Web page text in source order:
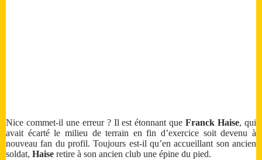
Nice commet-il une erreur ? Il est étonnant queFranck Haise, qui
avait écarté le milieu de terrain en fin d’exercice soit devenu à
nouveau fan du profil. Toujours est-il qu’en accueillant son ancien
soldat, Haise retire à son ancien club une épine du pied.